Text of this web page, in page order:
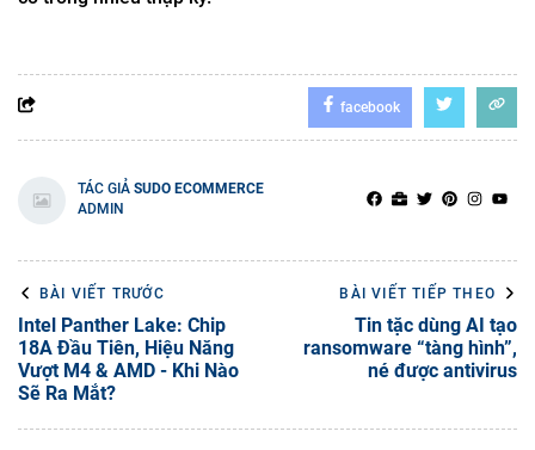
facebook
TÁC GIẢ SUDO ECOMMERCE
ADMIN
BÀI VIẾT TRƯỚC
Intel Panther Lake: Chip
18A Đầu Tiên, Hiệu Năng
Vượt M4 & AMD - Khi Nào
Sẽ Ra Mắt?
BÀI VIẾT TIẾP THEO
Tin tặc dùng AI tạo
ransomware “tàng hình”,
né được antivirus